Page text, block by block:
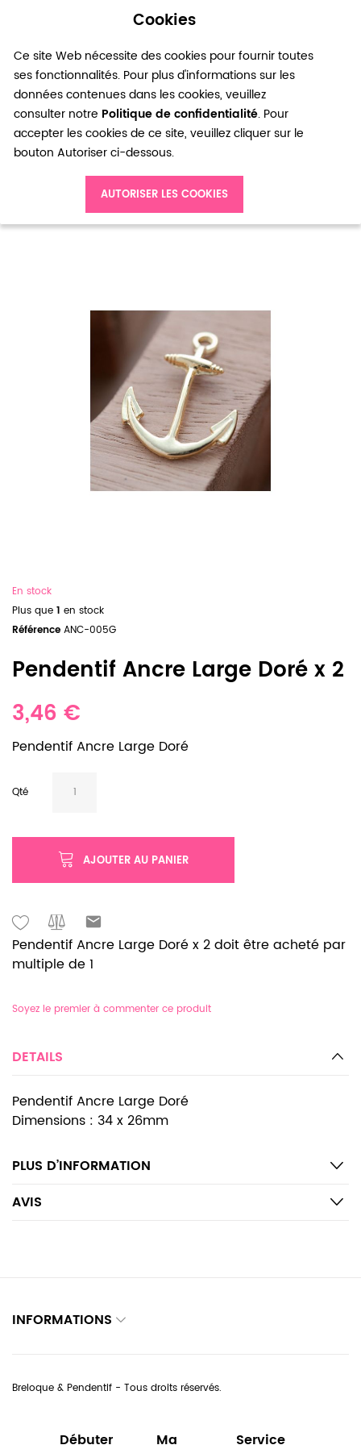
Cookies
Ce site Web nécessite des cookies pour fournir toutes
ses fonctionnalités. Pour plus d'informations sur les
données contenues dans les cookies, veuillez
consulter notre Politique de confidentialité. Pour
accepter les cookies de ce site, veuillez cliquer sur le
bouton Autoriser ci-dessous.
AUTORISER LES COOKIES
0
Pendentif Ancre Large Doré x 2
En stock
Plus que 1 en stock
Référence ANC-005G
Pendentif Ancre Large Doré x 2
3,46 €
Pendentif Ancre Large Doré
Qté
AJOUTER AU PANIER
Pendentif Ancre Large Doré x 2 doit être acheté par
multiple de 1
Soyez le premier à commenter ce produit
DETAILS
Pendentif Ancre Large Doré
Dimensions : 34 x 26mm
PLUS D’INFORMATION
AVIS
INFORMATIONS
Breloque & Pendentif - Tous droits réservés.
Débuter Ma Service